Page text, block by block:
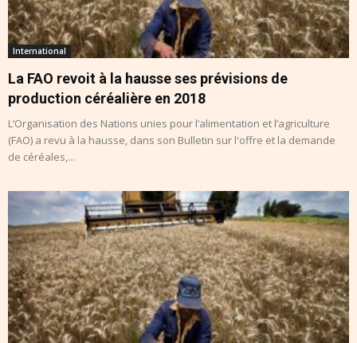
International
La FAO revoit à la hausse ses prévisions de
production céréalière en 2018
L’Organisation des Nations unies pour l’alimentation et l’agriculture
(FAO) a revu à la hausse, dans son Bulletin sur l'offre et la demande
de céréales,...